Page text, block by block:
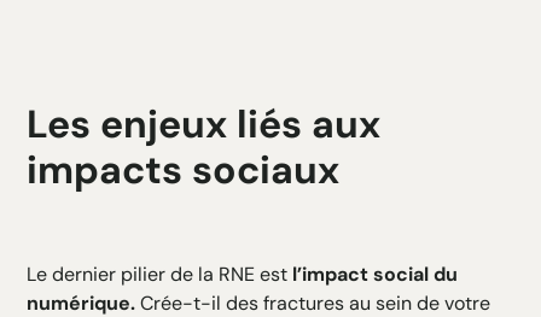
Les enjeux liés aux
impacts sociaux
Le dernier pilier de la RNE est l’impact social du
numérique.Crée-t-il des fractures au sein de votre